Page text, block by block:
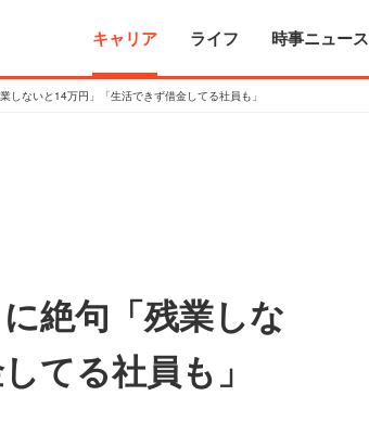
キャリア ライフ 時事ニュース
しないと14万円」「生活できず借金してる社員も」
絶句「残業しな
てる社員も」